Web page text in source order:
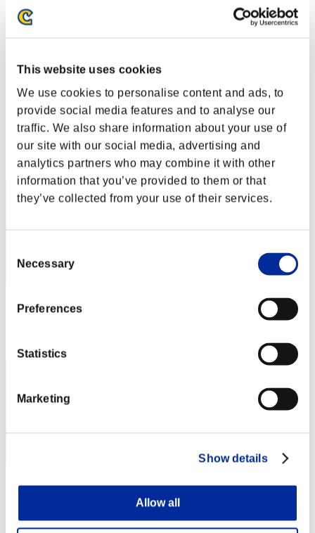
This website uses cookies
We use cookies to personalise content and ads, to
provide social media features and to analyse our
traffic. We also share information about your use of
our site with our social media, advertising and
analytics partners who may combine it with other
information that you’ve provided to them or that
they’ve collected from your use of their services.
Selection
Necessary
Preferences
Statistics
Marketing
Show details
Allow all
Desafío de nivel núm. 114
24.05.2016 15:00 (JST) - 30.05.2016 15:00 (JST)
Página del evento
Cooperativo
(Los rankings se actualizan cada 6 horas.)
Rankings
Posición
31
Puntos: -
Puntos: -
33